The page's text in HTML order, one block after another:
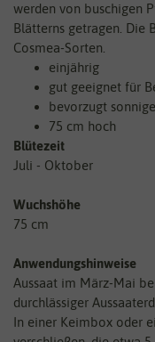
werden von buschigen
Blätterns getragen. Die
Cosmea-Sorten.
einjährig
gut geeignet für
bevorzugt
75 cm hoch
Blütezeit
Juli - Oktober
Wuchshöhe
75 cm
Anwendungshinweise
Aussaat im März-Mai
durchlässiger
In einer Keimbox oder